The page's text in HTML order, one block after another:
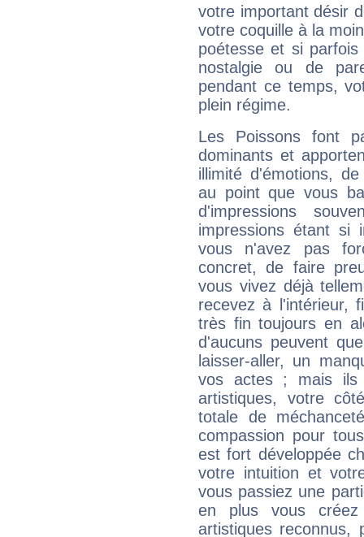
votre important désir
votre coquille à la
poétesse et si
nostalgie ou de
pendant ce temps,
plein régime.
Les Poissons font
dominants et
illimité d'émotions,
au point que vous
d'impressions
impressions étant si
vous n'avez pas
concret, de faire
vous vivez déjà
recevez à l'intérieur,
très fin toujours en
d'aucuns peuvent
laisser-aller, un
vos actes ; mais ils
artistiques, votre
totale de
compassion pour
est fort développée
votre intuition et
vous passiez une
en plus vous
artistiques reconnus,